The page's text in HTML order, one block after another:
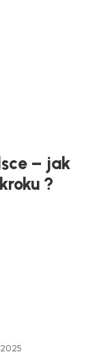
– jak
?